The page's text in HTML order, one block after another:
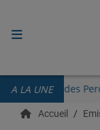
A LA UNE
Guinguettes des
RADIOAccueil